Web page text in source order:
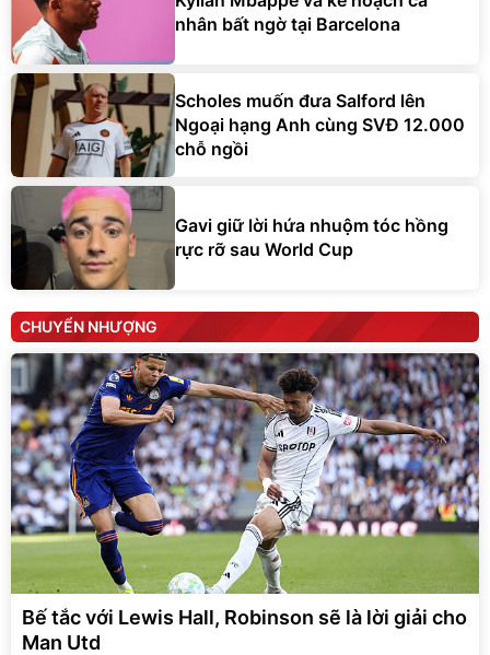
nhân bất ngờ tại Barcelona
Scholes muốn đưa Salford lên
Ngoại hạng Anh cùng SVĐ 12.000
chỗ ngồi
Gavi giữ lời hứa nhuộm tóc hồng
rực rỡ sau World Cup
CHUYỂN NHƯỢNG
Bế tắc với Lewis Hall, Robinson sẽ là lời giải cho
Man Utd